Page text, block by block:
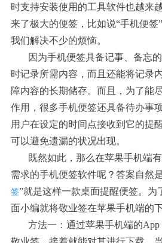
时支持安装使用的工具软件也越来
来了极大的便签，比如说“手机便签
我们解决不少的烦恼。
因为手机便签具备记事、备忘
时记录所需内容，而且还能将记录
障内容的长期储存。而且，为了能
作用，很多手机便签还具备待办事
用户在设定的时间点接收到它的提
可以避免遗漏的状况出现。
既然如此，那么在苹果手机端
需求的手机便签软件呢？答案自然
签”就是这样一款桌面提醒便签。为
面小编就将敬业签在苹果手机端的
方法一：通过苹果手机端的App